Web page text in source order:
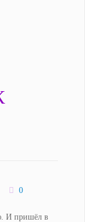
0
И пришёл в